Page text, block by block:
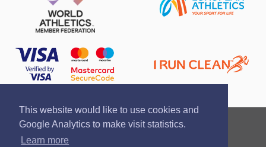
This website would like to use cookies and
Google Analytics to make visit statistics.
Learn more
Ziņo par pārkāpumu
Privātuma politika
Pirkšanas un atgriešanas noteikumi